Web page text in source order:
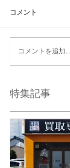
コメント
コメントを追加…
特集記事